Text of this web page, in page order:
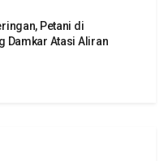
Petani di
Damkar Atasi Aliran